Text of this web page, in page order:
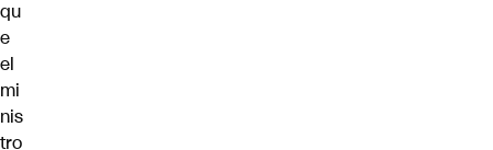
qu
e
el
mi
nis
tro